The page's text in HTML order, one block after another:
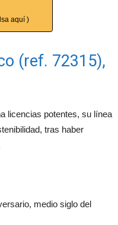
aquí )
(ref. 72315),
licencias potentes, su línea
tras haber
medio siglo del